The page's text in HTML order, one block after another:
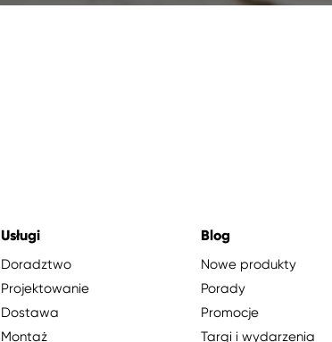
Usługi
Doradztwo
Projektowanie
Dostawa
Montaż
Blog
Nowe produkty
Porady
Promocje
Targi i wydarzenia